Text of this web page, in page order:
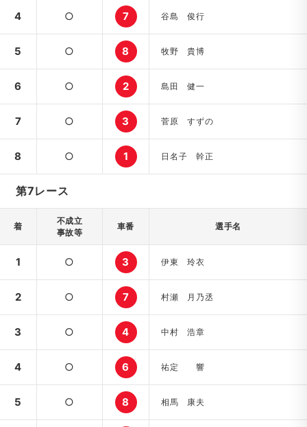
4 ○ 7 谷島 俊行
5 ○ 8 牧野 貴博
6 ○ 2 島田 健一
7 ○ 3 菅原 すずの
8 ○ 1 日名子 幹正
第7レース
着
不成立
事故等
車番 選手名
1 ○ 3 伊東 玲衣
2 ○ 7 村瀬 月乃丞
3 ○ 4 中村 浩章
4 ○ 6 祐定 響
5 ○ 8 相馬 康夫